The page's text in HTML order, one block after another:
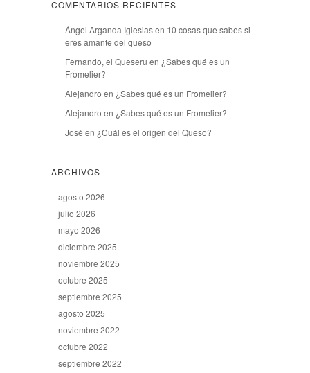
COMENTARIOS RECIENTES
Ángel Arganda Iglesiasen 10 cosas que sabes si
eres amante del queso
Fernando, el Queseru en ¿Sabes qué es un
Fromelier?
Alejandro en ¿Sabes qué es un Fromelier?
Alejandro en ¿Sabes qué es un Fromelier?
José en ¿Cuál es el origen del Queso?
ARCHIVOS
agosto 2026
julio 2026
mayo 2026
diciembre 2025
noviembre 2025
octubre 2025
septiembre 2025
agosto 2025
noviembre 2022
octubre 2022
septiembre 2022